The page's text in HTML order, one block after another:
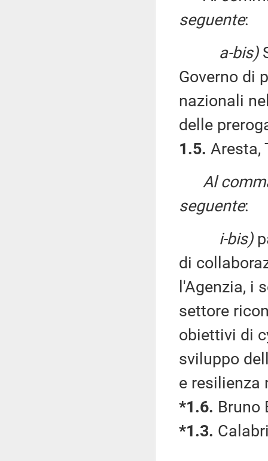
seguente:
a-bis)
Governo di
nazionali
delle
1.5. Aresta,
Al
seguente:
i-bis)
di
l'Agenzia, i
settore
obiettivi di
sviluppo
e resilienza
*1.6. Bruno
*1.3.